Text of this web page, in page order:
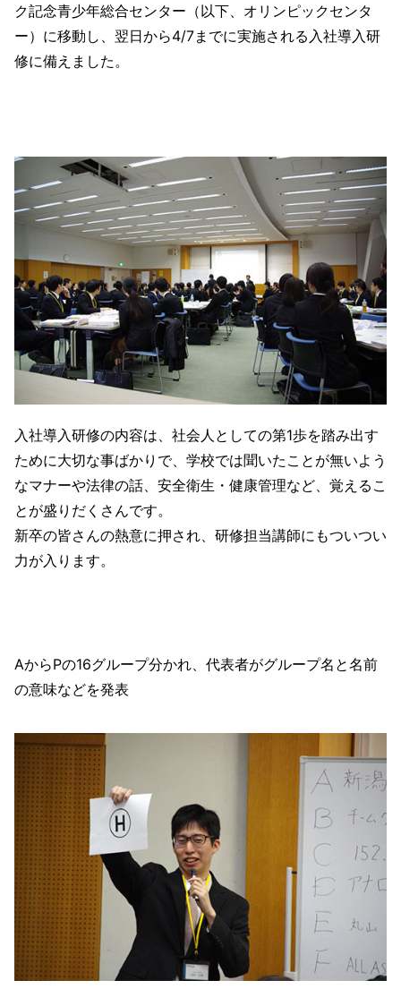
ク記念青少年総合センター（以下、オリンピックセンタ
ー）に移動し、翌日から4/7までに実施される入社導入研
修に備えました。
入社導入研修の内容は、社会人としての第1歩を踏み出す
ために大切な事ばかりで、学校では聞いたことが無いよう
なマナーや法律の話、安全衛生・健康管理など、覚えるこ
とが盛りだくさんです。
新卒の皆さんの熱意に押され、研修担当講師にもついつい
力が入ります。
AからPの16グループ分かれ、代表者がグループ名と名前
の意味などを発表